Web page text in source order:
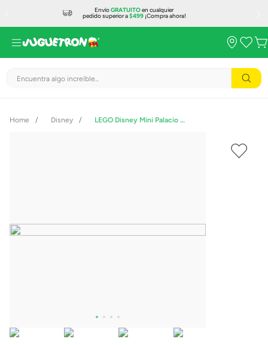
EnvíoGRATUITOen cualquier
pedido superior a$499¡Compra ahora!
Encuentra algo increíble...
Disney LEGO Disney Mini Palacio de Agrabah 40613